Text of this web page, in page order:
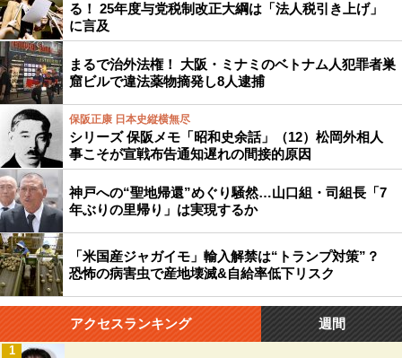
る！ 25年度与党税制改正大綱は「法人税引き上げ」
に言及
まるで治外法権！ 大阪・ミナミのベトナム人犯罪者巣
窟ビルで違法薬物摘発し8人逮捕
保阪正康 日本史縦横無尽
シリーズ 保阪メモ「昭和史余話」（12）松岡外相人
事こそが宣戦布告通知遅れの間接的原因
神戸への“聖地帰還”めぐり騒然…山口組・司組長「7
年ぶりの里帰り」は実現するか
「米国産ジャガイモ」輸入解禁は“トランプ対策”？
恐怖の病害虫で産地壊滅&自給率低下リスク
アクセスランキング 週間
1